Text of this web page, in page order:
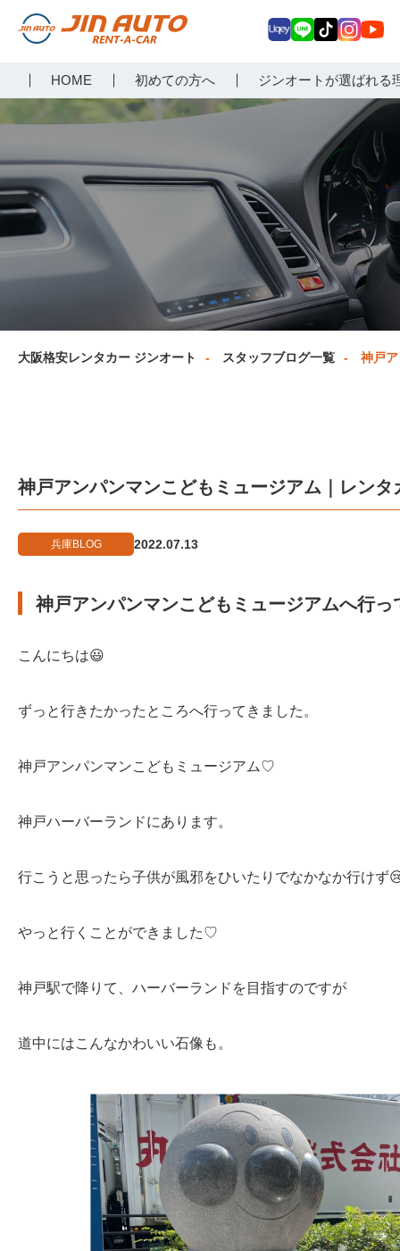
らジンオートレンタカー
HOME 初めての方へ ジンオートが選ばれる
ey E
Tokagr
am
uT
ub
大阪格安レンタカー ジンオート スタッフブログ一覧 神戸
神戸アンパンマンこどもミュージアム｜レン
兵庫BLOG 2022.07.13
神戸アンパンマンこどもミュージアムへ行っ
こんにちは😃
ずっと行きたかったところへ行ってきました。
神戸アンパンマンこどもミュージアム♡
神戸ハーバーランドにあります。
行こうと思ったら子供が風邪をひいたりでなかなか行けず
やっと行くことができました♡
神戸駅で降りて、ハーバーランドを目指すのですが
道中にはこんなかわいい石像も。